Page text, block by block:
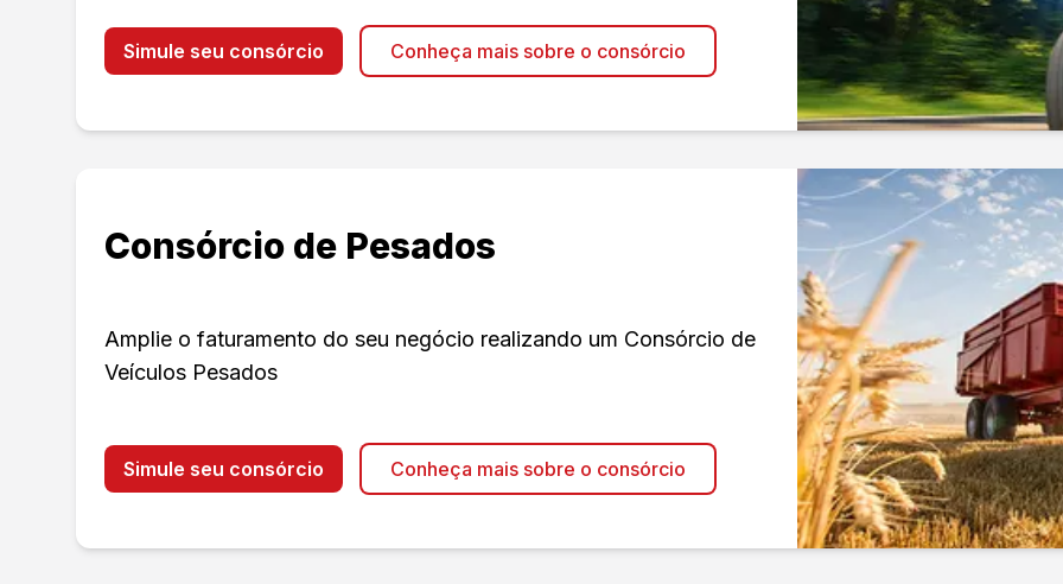
Simule seu consórcio Conheça mais sobre o consórcio
Consórcio de Pesados
Amplie o faturamento do seu negócio realizando um Consórcio de
Veículos Pesados
Simule seu consórcio Conheça mais sobre o consórcio